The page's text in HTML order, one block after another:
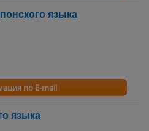
языка
по E-mail
языка